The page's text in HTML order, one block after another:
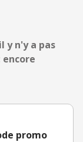
y n'y a pas
promo